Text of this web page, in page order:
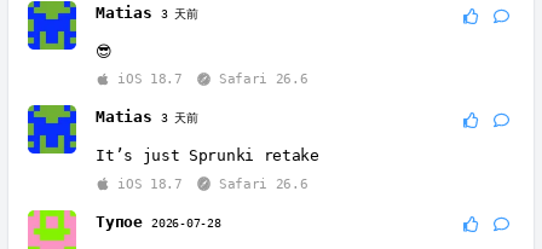
Matias 3 天前
😎
iOS 18.7 Safari 26.6
Matias 3 天前
It’s just Sprunki retake
iOS 18.7 Safari 26.6
Тупое2026-07-28